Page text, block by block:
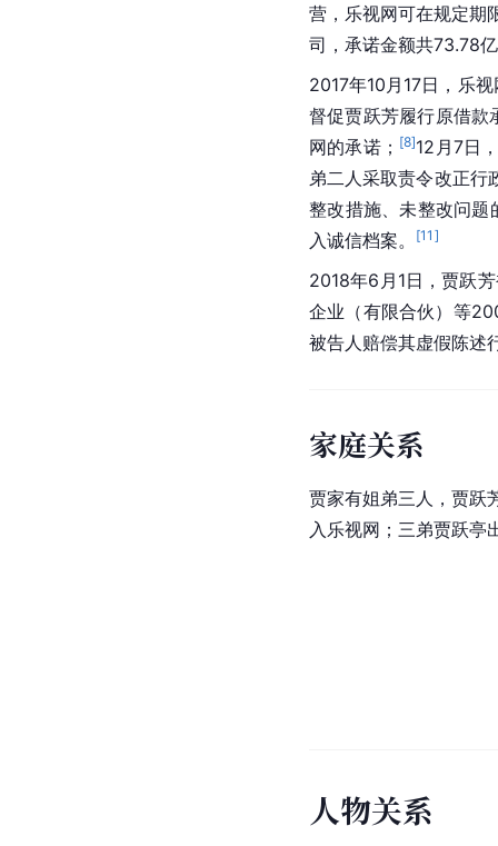
营，乐视网可在规定期
司，承诺金额共73.78
2017年10月17日，乐
督促贾跃芳履行原借款
网的承诺； [8]12月7日
弟二人采取责令改正行
整改措施、未整改问题
入诚信档案。
[11 ]
2018年6月1日，贾跃
企业（有限合伙）等
被告人赔偿其虚假陈述
家庭关系
贾家有姐弟三人，贾跃
入乐视网；三弟贾跃亭
人物关系